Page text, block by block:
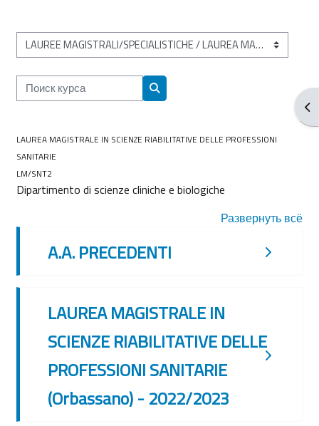
Категории курсов
Поиск курса
Поиск курса
LAUREA MAGISTRALE IN SCIENZE RIABILITATIVE DELLE PROFESSIONI
SANITARIE
LM/SNT2
Dipartimento di scienze cliniche e biologiche
Развернуть всё
A.A. PRECEDENTI
LAUREA MAGISTRALE IN
SCIENZE RIABILITATIVE DELLE
PROFESSIONI SANITARIE
(Orbassano) - 2022/2023